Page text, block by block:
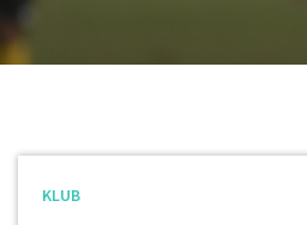
KLUB